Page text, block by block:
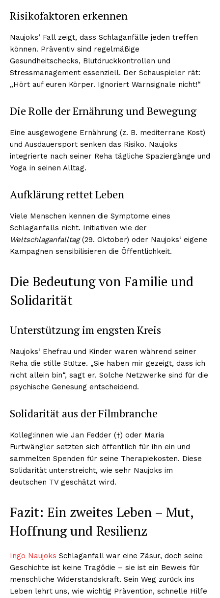
Um
Kontaktiere uns
Mein Konto
Haftungsausschluss
Risikofaktoren erkennen
Naujoks‘ Fall zeigt, dass Schlaganfälle jeden treffen
können. Präventiv sind regelmäßige
Gesundheitschecks, Blutdruckkontrollen und
Stressmanagement essenziell. Der Schauspieler rät:
„Hört auf euren Körper. Ignoriert Warnsignale nicht!“
Die Rolle der Ernährung und Bewegung
Eine ausgewogene Ernährung (z. B. mediterrane Kost)
und Ausdauersport senken das Risiko. Naujoks
integrierte nach seiner Reha tägliche Spaziergänge und
Yoga in seinen Alltag.
Aufklärung rettet Leben
Viele Menschen kennen die Symptome eines
Schlaganfalls nicht. Initiativen wie der
Weltschlaganfalltag(29. Oktober) oder Naujoks‘ eigene
Kampagnen sensibilisieren die Öffentlichkeit.
Die Bedeutung von Familie und
Solidarität
Unterstützung im engsten Kreis
Naujoks‘ Ehefrau und Kinder waren während seiner
Reha die stille Stütze. „Sie haben mir gezeigt, dass ich
nicht allein bin“, sagt er. Solche Netzwerke sind für die
psychische Genesung entscheidend.
Solidarität aus der Filmbranche
Kolleg:innen wie Jan Fedder (†) oder Maria
Furtwängler setzten sich öffentlich für ihn ein und
sammelten Spenden für seine Therapiekosten. Diese
Solidarität unterstreicht, wie sehr Naujoks im
deutschen TV geschätzt wird.
Fazit: Ein zweites Leben – Mut,
Hoffnung und Resilienz
Ingo Naujoks Schlaganfall war eine Zäsur, doch seine
Geschichte ist keine Tragödie – sie ist ein Beweis für
menschliche Widerstandskraft. Sein Weg zurück ins
Leben lehrt uns, wie wichtig Prävention, schnelle Hilfe